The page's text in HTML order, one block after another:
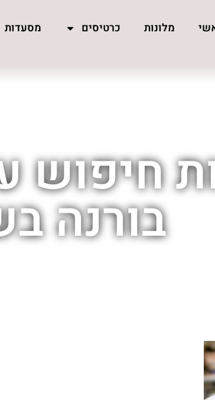
מלונות כרטיסים מסעדות
חיפוש
בורנה